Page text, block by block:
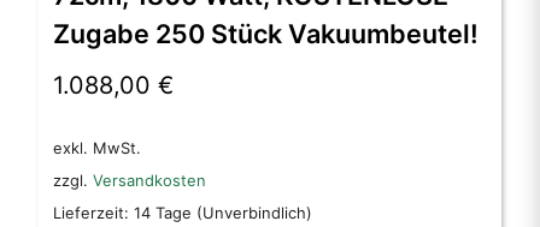
Zugabe 250 Stück Vakuumbeutel!
1.088,00 €
exkl. MwSt.
zzgl. Versandkosten
Lieferzeit: 14 Tage (Unverbindlich)